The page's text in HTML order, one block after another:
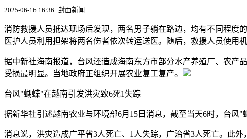
2025-06-16 16:36 封面新闻
消防救援人员抵达现场后发现，两名男子躺在路边，均有不同程度
医护人员利用担架将两名伤者依次转运送医。随后，救援人员使用
据中新社海南报道，台风还造成海南东方市部分水产养殖厂、农产
受损最明显。当地政府正组织开展农业复工复产。
台风"蝴蝶"在越南引发洪灾致6死1失踪
据新华社引述越南农业与环境部6月15日消息，截至当天6时，台风
消息说，洪灾造成广平省3人死亡、1人失踪，广治省3人死亡。此